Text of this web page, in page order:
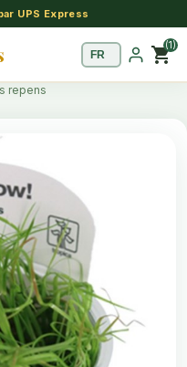
UPS Express
shopping_cart(1)
repens